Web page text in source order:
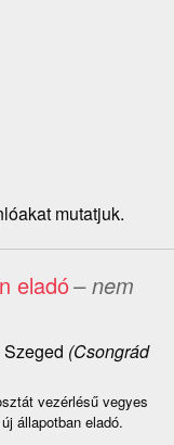
mutatjuk.
eladó– nem
Szeged (Csongrád
vezérlésű vegyes
állapotban eladó.